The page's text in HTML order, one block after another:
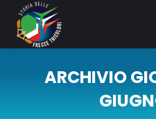
ARCHIVIO